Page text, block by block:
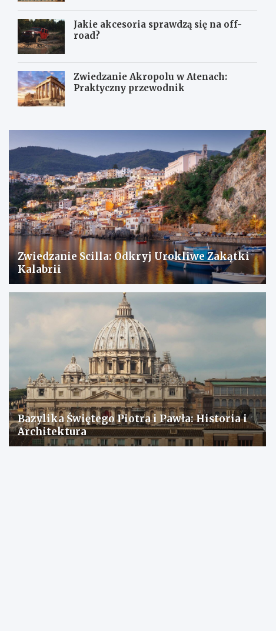
Jakie akcesoria sprawdzą się na off-
road?
Zwiedzanie Akropolu w Atenach:
Praktyczny przewodnik
Zwiedzanie Scilla: Odkryj Urokliwe Zakątki
Kalabrii
Bazylika Świętego Piotra i Pawła: Historia i
Architektura